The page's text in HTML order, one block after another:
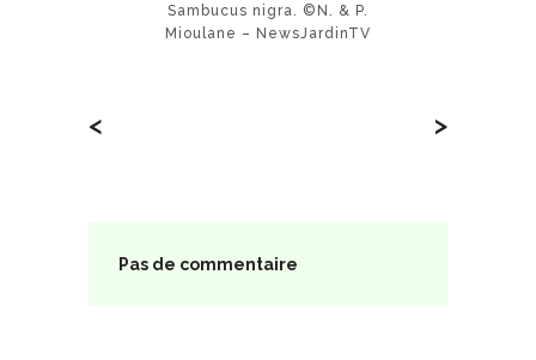
Sambucus nigra. ©N. & P.
Mioulane – NewsJardinTV
< >
Pas de commentaire